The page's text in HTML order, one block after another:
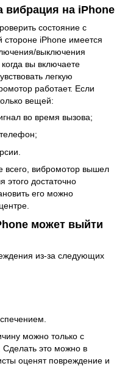
вибрация на iPhone
состояние с
iPhone имеется
выключения
вы включаете
легкую
работает. Если
вещей:
во время вызова;
всего, вибромотор вышел
этого достаточно
его можно
может выйти
из-за следующих
можно только с
Сделать это можно в
оценят повреждение и